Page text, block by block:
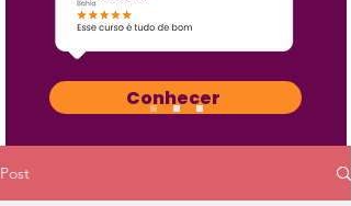
Conhecer
Post